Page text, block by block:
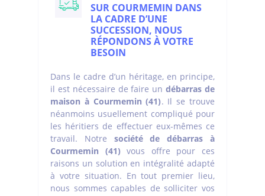
SUR COURMEMIN DANS
LA CADRE D’UNE
SUCCESSION, NOUS
RÉPONDONS À VOTRE
BESOIN
Dans le cadre d’un héritage, en principe,
il est nécessaire de faire undébarras de
maison à Courmemin (41). Il se trouve
néanmoins usuellement compliqué pour
les héritiers de effectuer eux-mêmes ce
travail. Notre société de débarras à
Courmemin (41) vous offre pour ces
raisons un solution en intégralité adapté
à votre situation. En tout premier lieu,
nous sommes capables de solliciter vos